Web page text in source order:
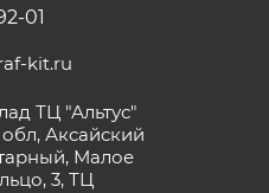
01
kit.ru
ТЦ "Альтус"
Аксайский
Малое
3, ТЦ